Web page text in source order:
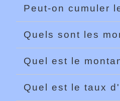
Peut-on cumuler
Quels sont les
Quel est le
Quel est le taux